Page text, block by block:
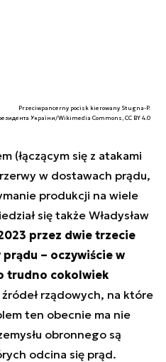
Przeciwpancerny pocisk kierowany Stugna-P.
України/Wikimedia Commons, CC BY 4.0
(łączącym się z atakami
w dostawach prądu,
produkcji na wiele
się także Władysław
przez dwie trzecie
– oczywiście w
trudno cokolwiek
źródeł rządowych, na które
ten obecnie ma nie
obronnego są
odcina się prąd.